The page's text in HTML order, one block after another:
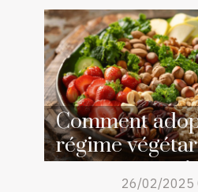
Comment
régime
carences
26/02/2025